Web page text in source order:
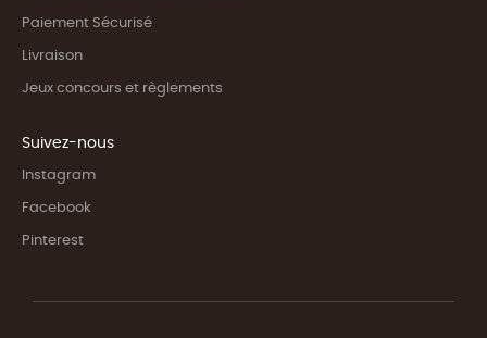
Paiement Sécurisé
Livraison
Jeux concours et règlements
Suivez-nous
Instagram
Facebook
Pinterest